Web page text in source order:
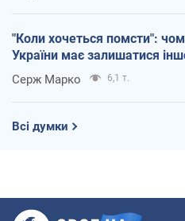
"Коли хочеться помсти":
України має залишатися
Серж Марко 6,1 т.
Всі думки